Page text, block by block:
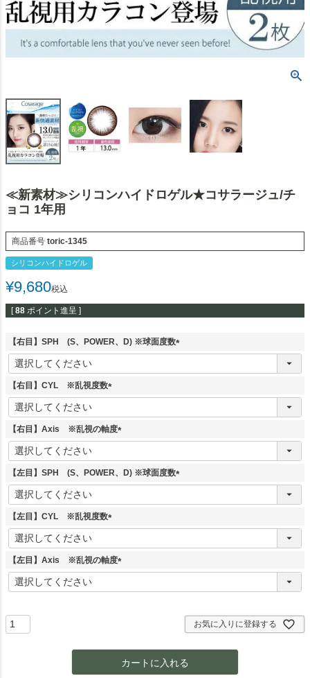
≪新素材≫シリコンハイドロゲル★コサラージュ/チ
ョコ 1年用
商品番号 toric-1345
シリコンハイドロゲル
¥9,680税込
[ 88 ポイント進呈 ]
【右目】SPH (S、POWER、D) ※球面度数
(
【右目】CYL ※乱視度数
(
須
【右目】Axis ※乱視の軸度
(
須
【左目】SPH (S、POWER、D) ※球面度数
(
【左目】CYL ※乱視度数
(
須
【左目】Axis ※乱視の軸度
(
お気に入りに登録する
カートに入れる